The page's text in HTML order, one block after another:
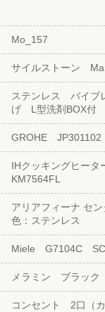
Mo_157
サイルストーン
ステンレス バイブ
げ L型洗剤BOX付
GROHE JP301102
IHクッキングヒー
KM7564FL
アリアフィーナ セ
色：ステンレス
Miele G7104C
メラミン ブラック
コンセント 2口（